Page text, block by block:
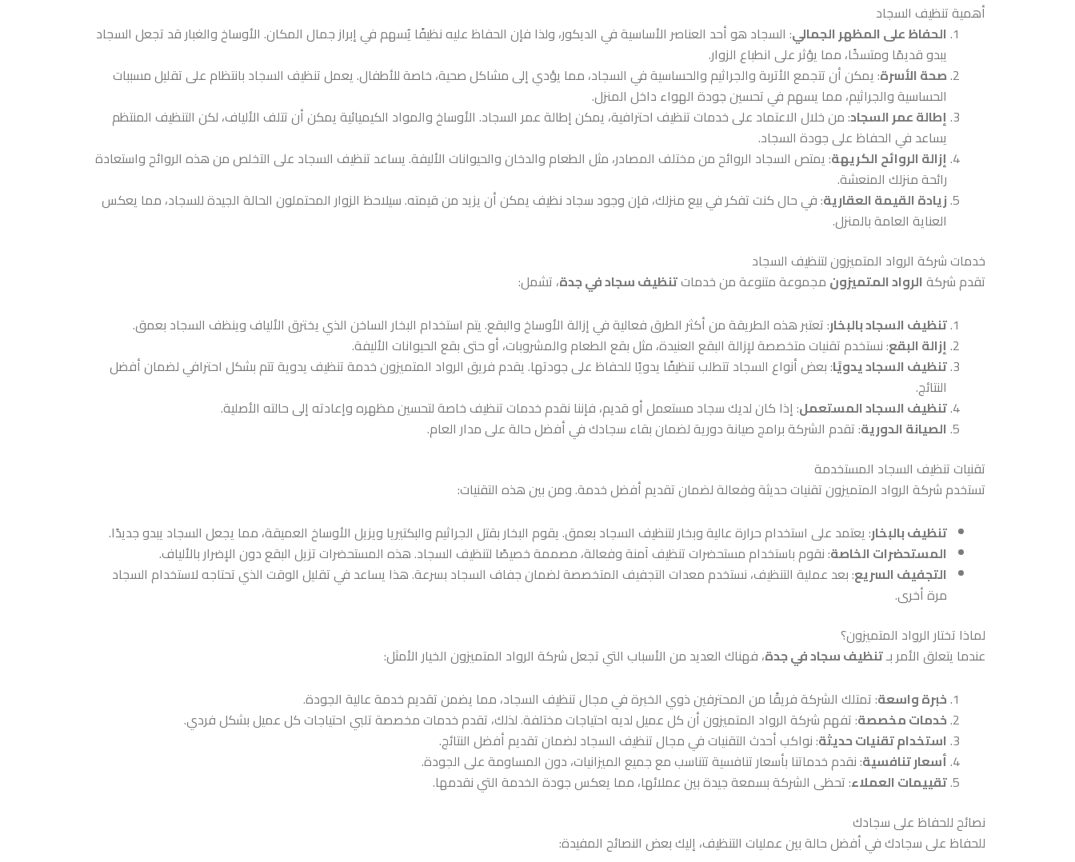
أهمية تنظيف السجاد
الحفاظ على المظهر الجمالي: السجاد هو أحد العناصر الأساسية في الديكور، ولذا فإن الحفاظ عليه نظيفًا يُسهم في إبراز جمال المكان. الأوساخ والغبار قد تجعل السجاد
يبدو قديمًا ومتسخًا، مما يؤثر على انطباع الزوار.
صحة الأسرة: يمكن أن تتجمع الأتربة والجراثيم والحساسية في السجاد، مما يؤدي إلى مشاكل صحية، خاصة للأطفال. يعمل تنظيف السجاد بانتظام على تقليل مسببات
الحساسية والجراثيم، مما يسهم في تحسين جودة الهواء داخل المنزل.
إطالة عمر السجاد: من خلال الاعتماد على خدمات تنظيف احترافية، يمكن إطالة عمر السجاد. الأوساخ والمواد الكيميائية يمكن أن تتلف الألياف، لكن التنظيف المنتظم
يساعد في الحفاظ على جودة السجاد.
إزالة الروائح الكريهة: يمتص السجاد الروائح من مختلف المصادر، مثل الطعام والدخان والحيوانات الأليفة. يساعد تنظيف السجاد على التخلص من هذه الروائح واستعادة
رائحة منزلك المنعشة.
زيادة القيمة العقارية: في حال كنت تفكر في بيع منزلك، فإن وجود سجاد نظيف يمكن أن يزيد من قيمته. سيلاحظ الزوار المحتملون الحالة الجيدة للسجاد، مما يعكس
العناية العامة بالمنزل.
خدمات شركة الرواد المتميزون لتنظيف السجاد
تقدم شركة الرواد المتميزون مجموعة متنوعة من خدماتتنظيف سجاد في جدة، تشمل:
تنظيف السجاد بالبخار: تعتبر هذه الطريقة من أكثر الطرق فعالية في إزالة الأوساخ والبقع. يتم استخدام البخار الساخن الذي يخترق الألياف وينظف السجاد بعمق.
إزالة البقع: نستخدم تقنيات متخصصة لإزالة البقع العنيدة، مثل بقع الطعام والمشروبات، أو حتى بقع الحيوانات الأليفة.
تنظيف السجاد يدويًا: بعض أنواع السجاد تتطلب تنظيفًا يدويًا للحفاظ على جودتها. يقدم فريق الرواد المتميزون خدمة تنظيف يدوية تتم بشكل احترافي لضمان أفضل
النتائج.
تنظيف السجاد المستعمل: إذا كان لديك سجاد مستعمل أو قديم، فإننا نقدم خدمات تنظيف خاصة لتحسين مظهره وإعادته إلى حالته الأصلية.
الصيانة الدورية: تقدم الشركة برامج صيانة دورية لضمان بقاء سجادك في أفضل حالة على مدار العام.
تقنيات تنظيف السجاد المستخدمة
تستخدم شركة الرواد المتميزون تقنيات حديثة وفعالة لضمان تقديم أفضل خدمة. ومن بين هذه التقنيات:
تنظيف بالبخار: يعتمد على استخدام حرارة عالية وبخار لتنظيف السجاد بعمق. يقوم البخار بقتل الجراثيم والبكتيريا ويزيل الأوساخ العميقة، مما يجعل السجاد يبدو جديدًا.
المستحضرات الخاصة: نقوم باستخدام مستحضرات تنظيف آمنة وفعالة، مصممة خصيصًا لتنظيف السجاد. هذه المستحضرات تزيل البقع دون الإضرار بالألياف.
التجفيف السريع: بعد عملية التنظيف، نستخدم معدات التجفيف المتخصصة لضمان جفاف السجاد بسرعة. هذا يساعد في تقليل الوقت الذي تحتاجه لاستخدام السجاد
مرة أخرى.
لماذا تختار الرواد المتميزون؟
عندما يتعلق الأمر بـتنظيف سجاد في جدة، فهناك العديد من الأسباب التي تجعل شركة الرواد المتميزون الخيار الأمثل:
خبرة واسعة: تمتلك الشركة فريقًا من المحترفين ذوي الخبرة في مجال تنظيف السجاد، مما يضمن تقديم خدمة عالية الجودة.
خدمات مخصصة: تفهم شركة الرواد المتميزون أن كل عميل لديه احتياجات مختلفة. لذلك، تقدم خدمات مخصصة تلبي احتياجات كل عميل بشكل فردي.
استخدام تقنيات حديثة: نواكب أحدث التقنيات في مجال تنظيف السجاد لضمان تقديم أفضل النتائج.
أسعار تنافسية: نقدم خدماتنا بأسعار تنافسية تتناسب مع جميع الميزانيات، دون المساومة على الجودة.
تقييمات العملاء: تحظى الشركة بسمعة جيدة بين عملائها، مما يعكس جودة الخدمة التي نقدمها.
نصائح للحفاظ على سجادك
للحفاظ على سجادك في أفضل حالة بين عمليات التنظيف، إليك بعض النصائح المفيدة: